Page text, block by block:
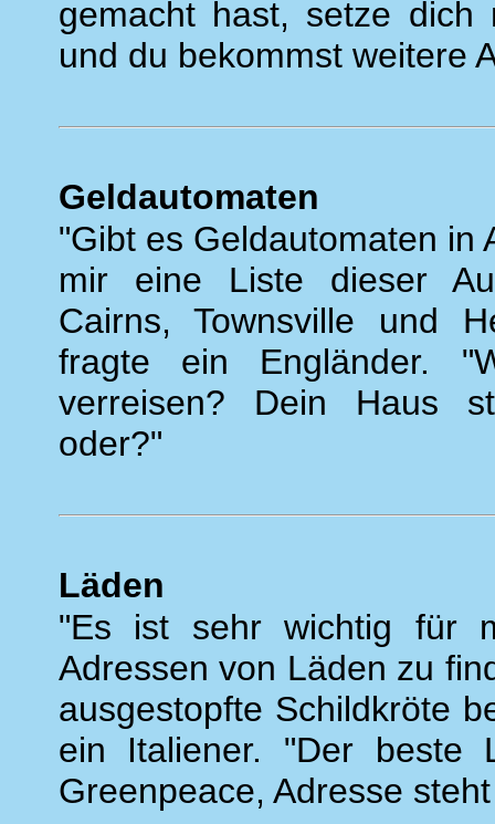
gemacht hast, setze dich
und du bekommst weitere
Geldautomaten
"Gibt es Geldautomaten in
mir eine Liste dieser
Cairns, Townsville und
fragte ein Engländer.
verreisen? Dein Haus
oder?"
Läden
"Es ist sehr wichtig für
Adressen von Läden zu
ausgestopfte Schildkröte
ein Italiener. "Der beste
Greenpeace, Adresse